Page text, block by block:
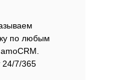
по любым
24/7/365